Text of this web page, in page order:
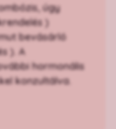
úgy
)
bevásárló
). A
hormonális
konzultálva.